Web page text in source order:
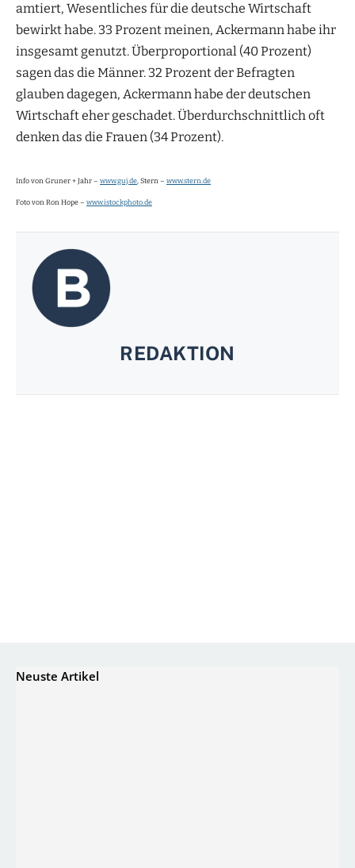
amtiert, Wesentliches für die deutsche Wirtschaft
bewirkt habe. 33 Prozent meinen, Ackermann habe ihr
insgesamt genutzt. Überproportional (40 Prozent)
sagen das die Männer. 32 Prozent der Befragten
glauben dagegen, Ackermann habe der deutschen
Wirtschaft eher geschadet. Überdurchschnittlich oft
denken das die Frauen (34 Prozent).
Info von Gruner + Jahr – www.guj.de, Stern – www.stern.de
Foto von Ron Hope – www.istockphoto.de
REDAKTION
Neuste Artikel